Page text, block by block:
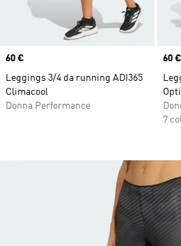
Price
60 €
Leggings 3/4 da running ADI365
Climacool
Donna Performance
Price
60 €
7